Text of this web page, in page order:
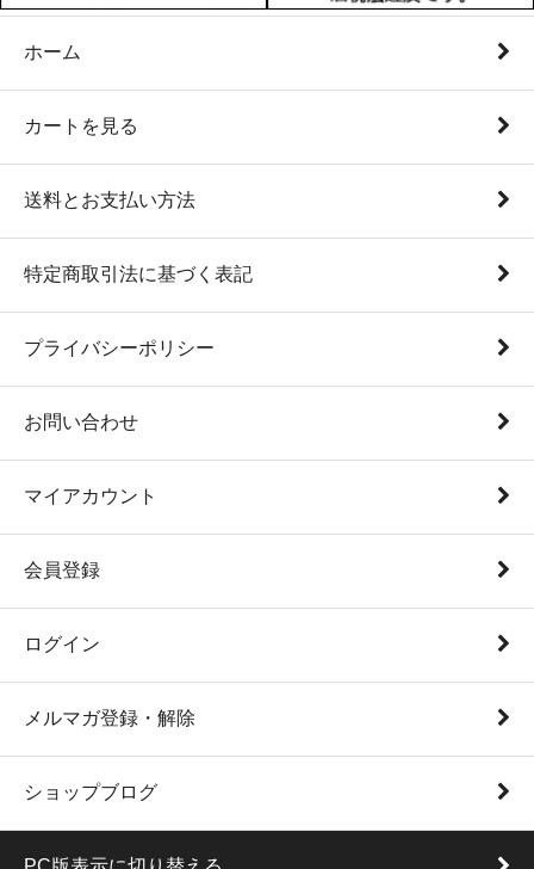
ホーム
カートを見る
送料とお支払い方法
特定商取引法に基づく表記
プライバシーポリシー
お問い合わせ
マイアカウント
会員登録
ログイン
メルマガ登録・解除
ショップブログ